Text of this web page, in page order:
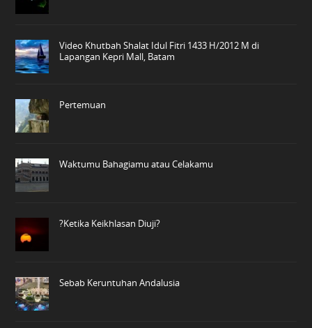
Video Khutbah Shalat Idul Fitri 1433 H/2012 M di
Lapangan Kepri Mall, Batam
Pertemuan
Waktumu Bahagiamu atau Celakamu
?Ketika Keikhlasan Diuji?
Sebab Keruntuhan Andalusia